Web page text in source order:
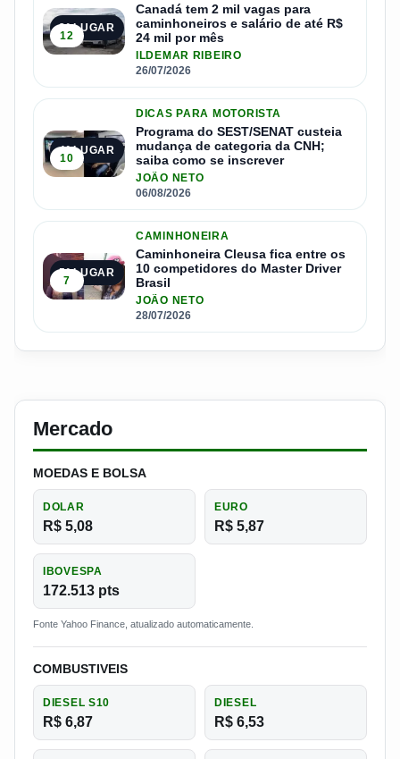
3º LUGAR
12
Canadá tem 2 mil vagas para
caminhoneiros e salário de até R$
24 mil por mês
ILDEMAR RIBEIRO
26/07/2026
4º LUGAR
10
DICAS PARA MOTORISTA
Programa do SEST/SENAT custeia
mudança de categoria da CNH;
saiba como se inscrever
JOÃO NETO
06/08/2026
5º LUGAR
7
CAMINHONEIRA
Caminhoneira Cleusa fica entre os
10 competidores do Master Driver
Brasil
JOÃO NETO
28/07/2026
Mercado
MOEDAS E BOLSA
DOLAR
R$ 5,08
EURO
R$ 5,87
IBOVESPA
172.513 pts
Fonte Yahoo Finance, atualizado automaticamente.
COMBUSTIVEIS
DIESEL S10
R$ 6,87
DIESEL
R$ 6,53